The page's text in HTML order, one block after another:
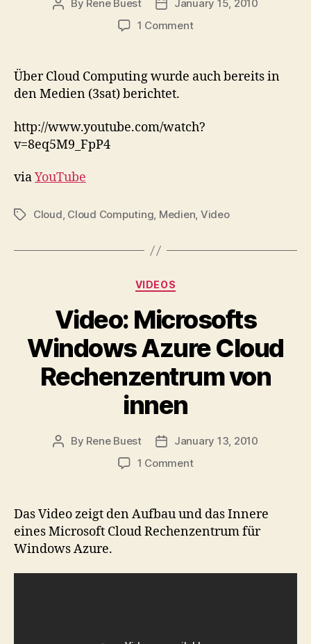
Post
By Rene Buest
PostJanuary 15, 2010
1 Commenton
Computing
Über Cloud Computing wurde auch bereits in
den Medien (3sat) berichtet.
http://www.youtube.com/watch?
v=8eq5M9_FpP4
viaYouTube
TagsCloud, Cloud Computing, Medien, Video
Categories
VIDEOS
Video: Microsofts
Windows Azure Cloud
Rechenzentrum von
innen
Post
By Rene Buest
PostJanuary 13, 2010
1 Commenton
Windows
Cloud
Das Video zeigt den Aufbau und das Innere
eines Microsoft Cloud Rechenzentrum für
Windows Azure.